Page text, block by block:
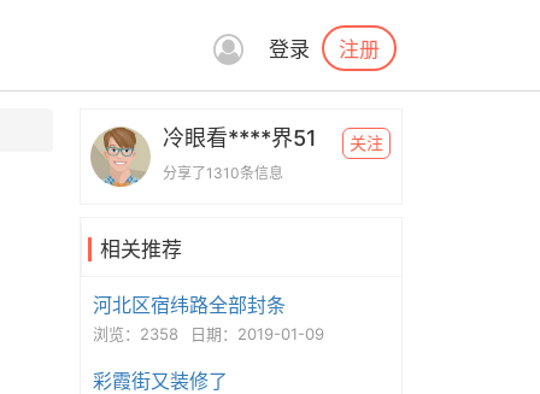
登录 注册
冷眼看****界51
分享了1310条信息
关注
相关推荐
河北区宿纬路全部封条
浏览：2358 日期：2019-01-09
彩霞街又装修了